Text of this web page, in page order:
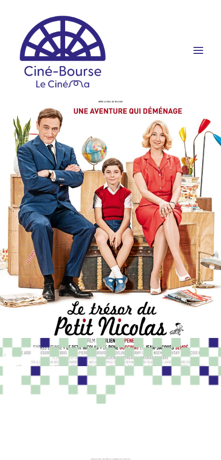
FILMS ET HORAIRES
ÉVÉNEMENTS
SCOLAIRES
PRATIQUE
RÉSERVATION
PROGRAMME